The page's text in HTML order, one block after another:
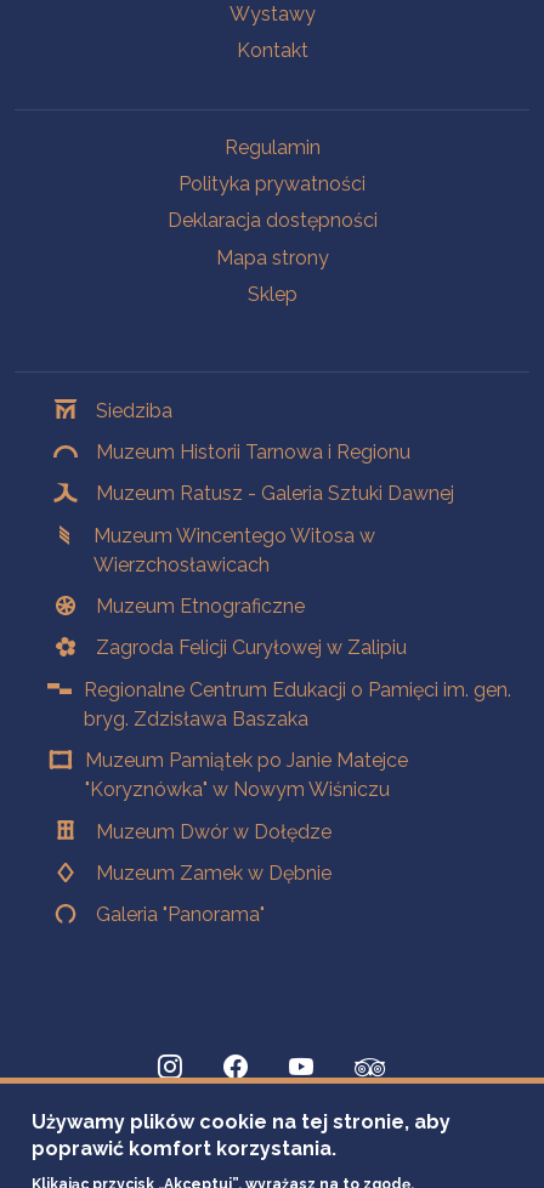
Wystawy
Kontakt
Regulamin
Polityka prywatności
Deklaracja dostępności
Mapa strony
Sklep
Siedziba
Muzeum Historii Tarnowa i Regionu
Muzeum Ratusz - Galeria Sztuki Dawnej
Muzeum Wincentego Witosa w
Wierzchosławicach
Muzeum Etnograficzne
Zagroda Felicji Curyłowej w Zalipiu
Regionalne Centrum Edukacji o Pamięci im. gen.
bryg. Zdzisława Baszaka
Muzeum Pamiątek po Janie Matejce
"Koryznówka" w Nowym Wiśniczu
Muzeum Dwór w Dołędze
Muzeum Zamek w Dębnie
Galeria "Panorama"
Używamy plików cookie na tej stronie, aby
poprawić komfort korzystania.
Klikając przycisk „Akceptuj”, wyrażasz na to zgodę.